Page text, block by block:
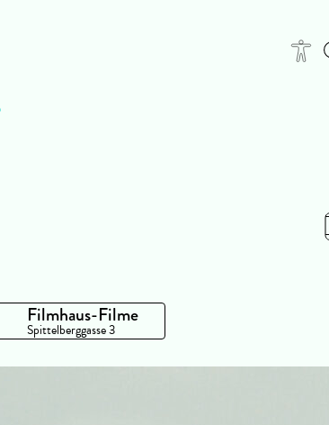
Filmhaus-Filme
Spittelberggasse 3